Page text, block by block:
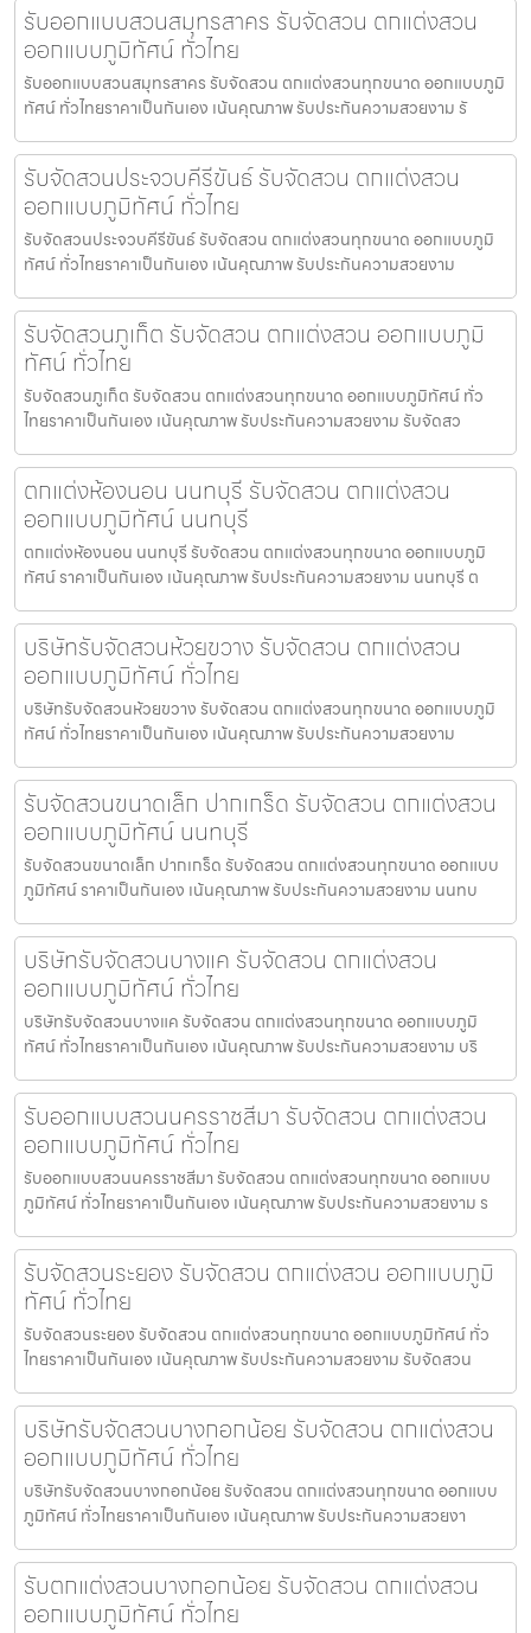
รับออกแบบสวนสมุทรสาคร รับจัดสวน ตกแต่งสวน
ออกแบบภูมิทัศน์ ทั่วไทย
รับออกแบบสวนสมุทรสาคร รับจัดสวน ตกแต่งสวนทุกขนาด ออกแบบภูมิ
ทัศน์ ทั่วไทยราคาเป็นกันเอง เน้นคุณภาพ รับประกันความสวยงาม รั
รับจัดสวนประจวบคีรีขันธ์ รับจัดสวน ตกแต่งสวน
ออกแบบภูมิทัศน์ ทั่วไทย
รับจัดสวนประจวบคีรีขันธ์ รับจัดสวน ตกแต่งสวนทุกขนาด ออกแบบภูมิ
ทัศน์ ทั่วไทยราคาเป็นกันเอง เน้นคุณภาพ รับประกันความสวยงาม
รับจัดสวนภูเก็ต รับจัดสวน ตกแต่งสวน ออกแบบภูมิ
ทัศน์ ทั่วไทย
รับจัดสวนภูเก็ต รับจัดสวน ตกแต่งสวนทุกขนาด ออกแบบภูมิทัศน์ ทั่ว
ไทยราคาเป็นกันเอง เน้นคุณภาพ รับประกันความสวยงาม รับจัดสว
ตกแต่งห้องนอน นนทบุรี รับจัดสวน ตกแต่งสวน
ออกแบบภูมิทัศน์ นนทบุรี
ตกแต่งห้องนอน นนทบุรี รับจัดสวน ตกแต่งสวนทุกขนาด ออกแบบภูมิ
ทัศน์ ราคาเป็นกันเอง เน้นคุณภาพ รับประกันความสวยงาม นนทบุรี ต
บริษัทรับจัดสวนห้วยขวาง รับจัดสวน ตกแต่งสวน
ออกแบบภูมิทัศน์ ทั่วไทย
บริษัทรับจัดสวนห้วยขวาง รับจัดสวน ตกแต่งสวนทุกขนาด ออกแบบภูมิ
ทัศน์ ทั่วไทยราคาเป็นกันเอง เน้นคุณภาพ รับประกันความสวยงาม
รับจัดสวนขนาดเล็ก ปากเกร็ด รับจัดสวน ตกแต่งสวน
ออกแบบภูมิทัศน์ นนทบุรี
รับจัดสวนขนาดเล็ก ปากเกร็ด รับจัดสวน ตกแต่งสวนทุกขนาด ออกแบบ
ภูมิทัศน์ ราคาเป็นกันเอง เน้นคุณภาพ รับประกันความสวยงาม นนทบ
บริษัทรับจัดสวนบางแค รับจัดสวน ตกแต่งสวน
ออกแบบภูมิทัศน์ ทั่วไทย
บริษัทรับจัดสวนบางแค รับจัดสวน ตกแต่งสวนทุกขนาด ออกแบบภูมิ
ทัศน์ ทั่วไทยราคาเป็นกันเอง เน้นคุณภาพ รับประกันความสวยงาม บริ
รับออกแบบสวนนครราชสีมา รับจัดสวน ตกแต่งสวน
ออกแบบภูมิทัศน์ ทั่วไทย
รับออกแบบสวนนครราชสีมา รับจัดสวน ตกแต่งสวนทุกขนาด ออกแบบ
ภูมิทัศน์ ทั่วไทยราคาเป็นกันเอง เน้นคุณภาพ รับประกันความสวยงาม ร
รับจัดสวนระยอง รับจัดสวน ตกแต่งสวน ออกแบบภูมิ
ทัศน์ ทั่วไทย
รับจัดสวนระยอง รับจัดสวน ตกแต่งสวนทุกขนาด ออกแบบภูมิทัศน์ ทั่ว
ไทยราคาเป็นกันเอง เน้นคุณภาพ รับประกันความสวยงาม รับจัดสวน
บริษัทรับจัดสวนบางกอกน้อย รับจัดสวน ตกแต่งสวน
ออกแบบภูมิทัศน์ ทั่วไทย
บริษัทรับจัดสวนบางกอกน้อย รับจัดสวน ตกแต่งสวนทุกขนาด ออกแบบ
ภูมิทัศน์ ทั่วไทยราคาเป็นกันเอง เน้นคุณภาพ รับประกันความสวยงา
รับตกแต่งสวนบางกอกน้อย รับจัดสวน ตกแต่งสวน
ออกแบบภูมิทัศน์ ทั่วไทย